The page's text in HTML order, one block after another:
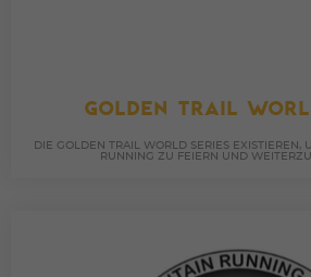
GOLDEN TRAIL
DIE GOLDEN TRAIL WORLD SERIES EXISTIEREN,
RUNNING ZU FEIERN UND